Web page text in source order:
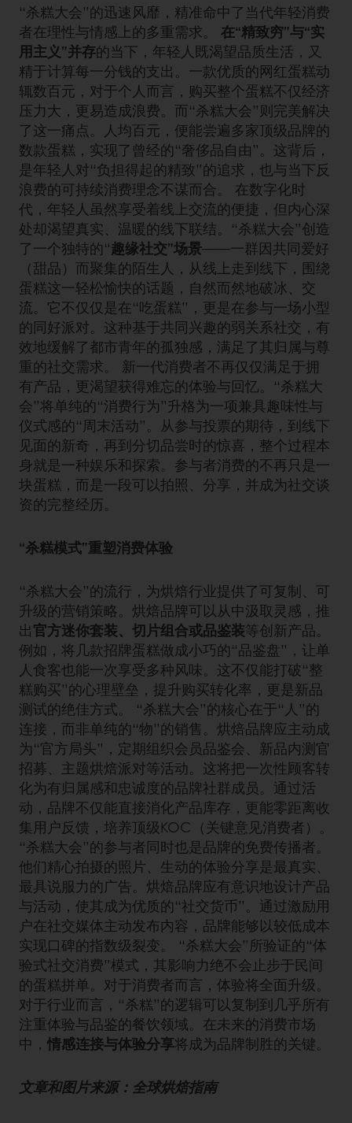
“杀糕大会”的迅速风靡，精准命中了当代年轻消费
者在理性与情感上的多重需求。
在“精致穷”与“实
用主义”并存的当下，年轻人既渴望品质生活，又
精于计算每一分钱的支出。一款优质的网红蛋糕动
辄数百元，对于个人而言，购买整个蛋糕不仅经济
压力大，更易造成浪费。而“杀糕大会”则完美解决
了这一痛点。人均百元，便能尝遍多家顶级品牌的
数款蛋糕，实现了曾经的“奢侈品自由”。这背后，
是年轻人对“负担得起的精致”的追求，也与当下反
浪费的可持续消费理念不谋而合。 在数字化时
代，年轻人虽然享受着线上交流的便捷，但内心深
处却渴望真实、温暖的线下联结。“杀糕大会”创造
了一个独特的“趣缘社交”场景——一群因共同爱好
（甜品）而聚集的陌生人，从线上走到线下，围绕
蛋糕这一轻松愉快的话题，自然而然地破冰、交
流。它不仅仅是在“吃蛋糕”，更是在参与一场小型
的同好派对。这种基于共同兴趣的弱关系社交，有
效地缓解了都市青年的孤独感，满足了其归属与尊
重的社交需求。 新一代消费者不再仅仅满足于拥
有产品，更渴望获得难忘的体验与回忆。“杀糕大
会”将单纯的“消费行为”升格为一项兼具趣味性与
仪式感的“周末活动”。从参与投票的期待，到线下
见面的新奇，再到分切品尝时的惊喜，整个过程本
身就是一种娱乐和探索。参与者消费的不再只是一
块蛋糕，而是一段可以拍照、分享，并成为社交谈
资的完整经历。
“杀糕模式”重塑消费体验
“杀糕大会”的流行，为烘焙行业提供了可复制、可
升级的营销策略。烘焙品牌可以从中汲取灵感，推
出官方迷你套装、切片组合或品鉴装等创新产品。
例如，将几款招牌蛋糕做成小巧的“品鉴盘”，让单
人食客也能一次享受多种风味。这不仅能打破“整
糕购买”的心理壁垒，提升购买转化率，更是新品
测试的绝佳方式。 “杀糕大会”的核心在于“人”的
连接，而非单纯的“物”的销售。烘焙品牌应主动成
为“官方局头”，定期组织会员品鉴会、新品内测官
招募、主题烘焙派对等活动。这将把一次性顾客转
化为有归属感和忠诚度的品牌社群成员。通过活
动，品牌不仅能直接消化产品库存，更能零距离收
集用户反馈，培养顶级KOC（关键意见消费者）。
“杀糕大会”的参与者同时也是品牌的免费传播者。
他们精心拍摄的照片、生动的体验分享是最真实、
最具说服力的广告。烘焙品牌应有意识地设计产品
与活动，使其成为优质的“社交货币”。通过激励用
户在社交媒体主动发布内容，品牌能够以较低成本
实现口碑的指数级裂变。 “杀糕大会”所验证的“体
验式社交消费”模式，其影响力绝不会止步于民间
的蛋糕拼单。对于消费者而言，体验将全面升级。
对于行业而言，“杀糕”的逻辑可以复制到几乎所有
注重体验与品鉴的餐饮领域。在未来的消费市场
中， 情感连接与体验分享将成为品牌制胜的关键。
文章和图片来源：全球烘焙指南